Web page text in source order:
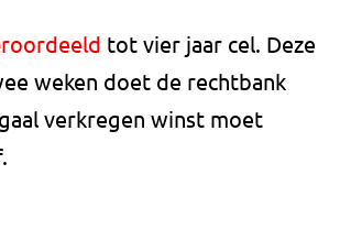
tot vier jaar cel. Deze
weken doet de rechtbank
verkregen winst moet